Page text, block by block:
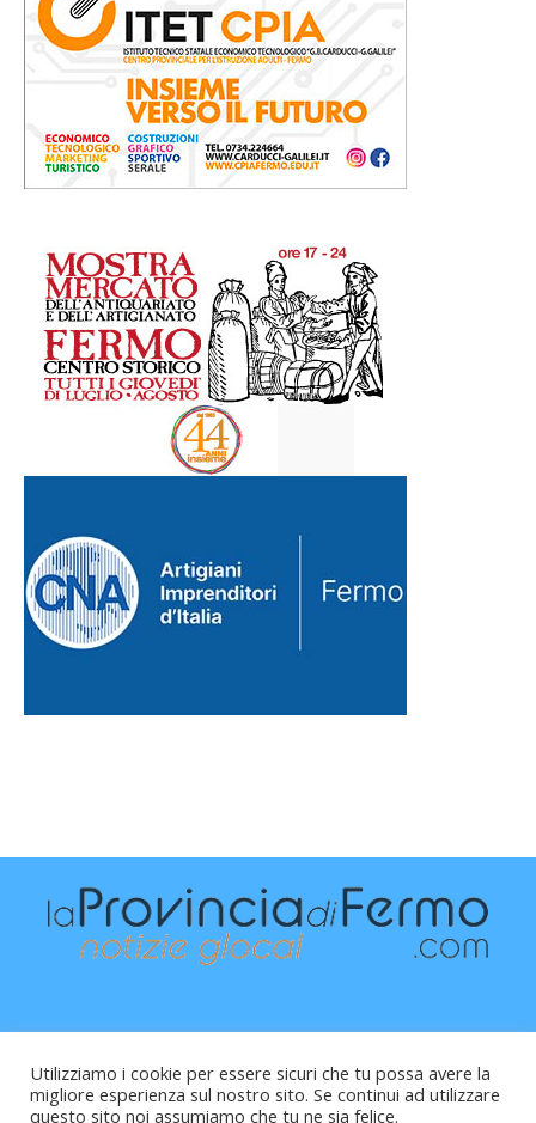
Utilizziamo i cookie per essere sicuri che tu possa avere la
migliore esperienza sul nostro sito. Se continui ad utilizzare
questo sito noi assumiamo che tu ne sia felice.